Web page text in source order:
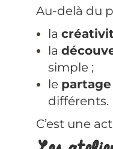
Au-delà du
la
la
simple ;
le partage
différents.
C’est une